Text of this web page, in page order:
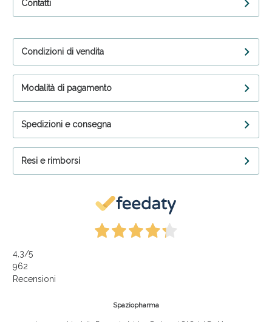
Contatti
Condizioni di vendita
Modalità di pagamento
Spedizioni e consegna
Resi e rimborsi
4,3/5
962
Recensioni
Spaziopharma